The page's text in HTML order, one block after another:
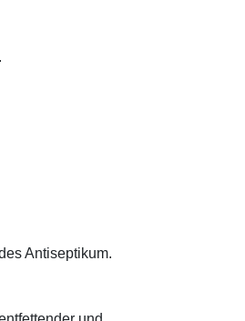
Antiseptikum.